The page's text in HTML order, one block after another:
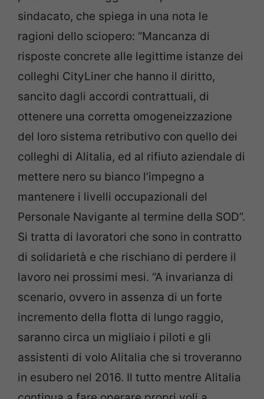
sindacato, che spiega in una nota le
ragioni dello sciopero: “Mancanza di
risposte concrete alle legittime istanze dei
colleghi CityLiner che hanno il diritto,
sancito dagli accordi contrattuali, di
ottenere una corretta omogeneizzazione
del loro sistema retributivo con quello dei
colleghi di Alitalia, ed al rifiuto aziendale di
mettere nero su bianco l’impegno a
mantenere i livelli occupazionali del
Personale Navigante al termine della SOD”.
Si tratta di lavoratori che sono in contratto
di solidarietà e che rischiano di perdere il
lavoro nei prossimi mesi. “A invarianza di
scenario, ovvero in assenza di un forte
incremento della flotta di lungo raggio,
saranno circa un migliaio i piloti e gli
assistenti di volo Alitalia che si troveranno
in esubero nel 2016. Il tutto mentre Alitalia